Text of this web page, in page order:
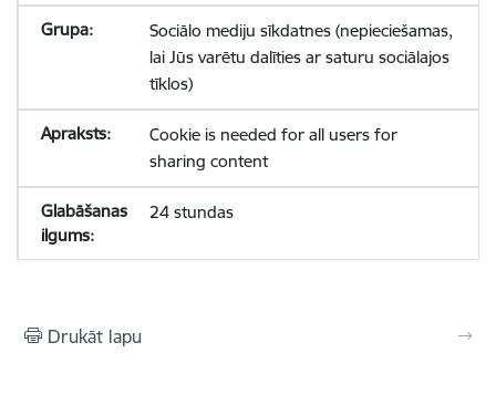
Sociālo mediju sīkdatnes (nepieciešamas,
lai Jūs varētu dalīties ar saturu sociālajos
tīklos)
Cookie is needed for all users for
sharing content
24 stundas
Drukāt lapu